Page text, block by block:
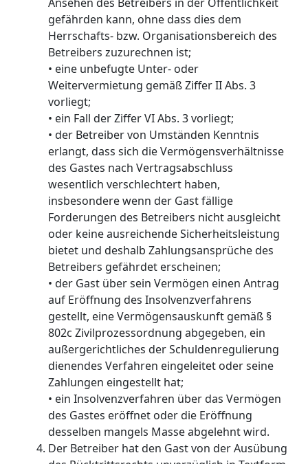
gefährden kann, ohne dass dies dem
Herrschafts- bzw. Organisationsbereich des
Betreibers zuzurechnen ist;
• eine unbefugte Unter- oder
Weitervermietung gemäß Ziffer II Abs. 3
vorliegt;
• ein Fall der Ziffer VI Abs. 3 vorliegt;
• der Betreiber von Umständen Kenntnis
erlangt, dass sich die Vermögensverhältnisse
des Gastes nach Vertragsabschluss
wesentlich verschlechtert haben,
insbesondere wenn der Gast fällige
Forderungen des Betreibers nicht ausgleicht
oder keine ausreichende Sicherheitsleistung
bietet und deshalb Zahlungsansprüche des
Betreibers gefährdet erscheinen;
• der Gast über sein Vermögen einen Antrag
auf Eröffnung des Insolvenzverfahrens
gestellt, eine Vermögensauskunft gemäß §
802c Zivilprozessordnung abgegeben, ein
außergerichtliches der Schuldenregulierung
dienendes Verfahren eingeleitet oder seine
Zahlungen eingestellt hat;
• ein Insolvenzverfahren über das Vermögen
des Gastes eröffnet oder die Eröffnung
desselben mangels Masse abgelehnt wird.
Der Betreiber hat den Gast von der Ausübung